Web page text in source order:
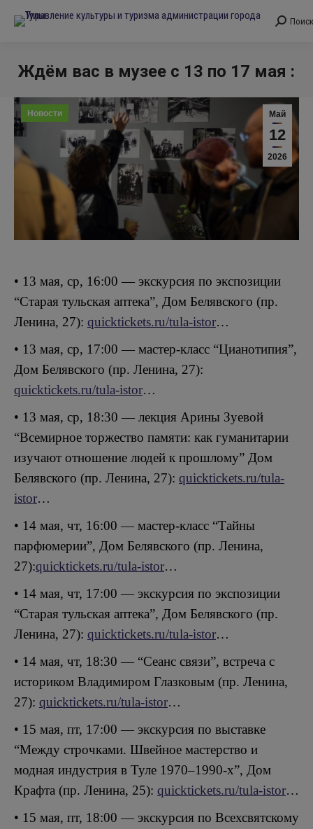
Поиск:
Поиск
Ждём вас в музее с 13 по 17 мая :
Май
12
2026
Новости
• 13 мая, ср, 16:00 — экскурсия по экспозиции
“Старая тульская аптека”, Дом Белявского (пр.
Ленина, 27): quicktickets.ru/tula-istor…
• 13 мая, ср, 17:00 — мастер-класс “Цианотипия”,
Дом Белявского (пр. Ленина, 27):
quicktickets.ru/tula-istor…
• 13 мая, ср, 18:30 — лекция Арины Зуевой
“Всемирное торжество памяти: как гуманитарии
изучают отношение людей к прошлому” Дом
Белявского (пр. Ленина, 27): quicktickets.ru/tula-
istor…
• 14 мая, чт, 16:00 — мастер-класс “Тайны
парфюмерии”, Дом Белявского (пр. Ленина,
27):quicktickets.ru/tula-istor…
• 14 мая, чт, 17:00 — экскурсия по экспозиции
“Старая тульская аптека”, Дом Белявского (пр.
Ленина, 27): quicktickets.ru/tula-istor…
• 14 мая, чт, 18:30 — “Сеанс связи”, встреча с
историком Владимиром Глазковым (пр. Ленина,
27): quicktickets.ru/tula-istor…
• 15 мая, пт, 17:00 — экскурсия по выставке
“Между строчками. Швейное мастерство и
модная индустрия в Туле 1970–1990-х”, Дом
Крафта (пр. Ленина, 25): quicktickets.ru/tula-istor…
• 15 мая, пт, 18:00 — экскурсия по Всехсвятскому